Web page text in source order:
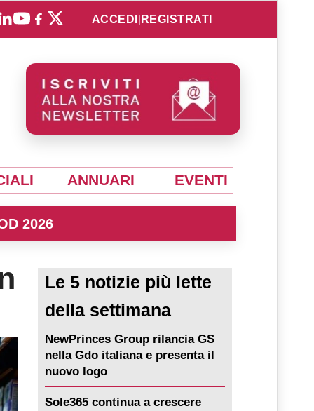
ACCEDI REGISTRATI
ANNUARI EVENTI
2026
Le 5 notizie più lette
della settimana
NewPrinces Group rilancia GS
nella Gdo italiana e presenta il
nuovo logo
Sole365 continua a crescere